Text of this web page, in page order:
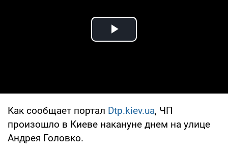
Play Video
Как сообщает портал Dtp.kiev.ua, ЧП
произошло в Киеве накануне днем на улице
Андрея Головко.